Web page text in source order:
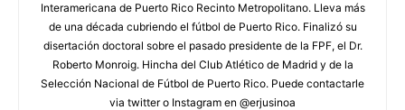
Interamericana de Puerto Rico Recinto Metropolitano. Lleva más
de una década cubriendo el fútbol de Puerto Rico. Finalizó su
disertación doctoral sobre el pasado presidente de la FPF, el Dr.
Roberto Monroig. Hincha del Club Atlético de Madrid y de la
Selección Nacional de Fútbol de Puerto Rico. Puede contactarle
via twitter o Instagram en @erjusinoa